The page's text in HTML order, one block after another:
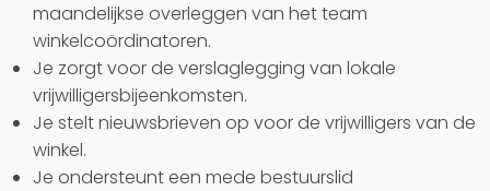
maandelijkse overleggen van het team
winkelcoördinatoren.
Je zorgt voor de verslaglegging van lokale
vrijwilligersbijeenkomsten.
Je stelt nieuwsbrieven op voor de vrijwilligers van de
winkel.
Je ondersteunt een mede bestuurslid